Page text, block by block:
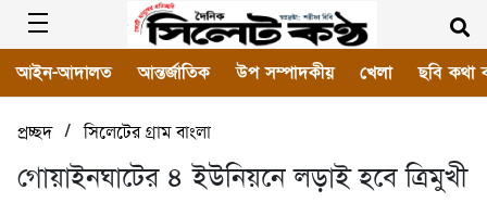
আইন-আদালত আন্তর্জাতিক উপ সম্পাদকীয় খেলা ছবি কথা
প্রচ্ছদ/সিলেটের গ্রাম বাংলা
গোয়াইনঘাটের ৪ ইউনিয়নে লড়াই হবে ত্রিমুখী